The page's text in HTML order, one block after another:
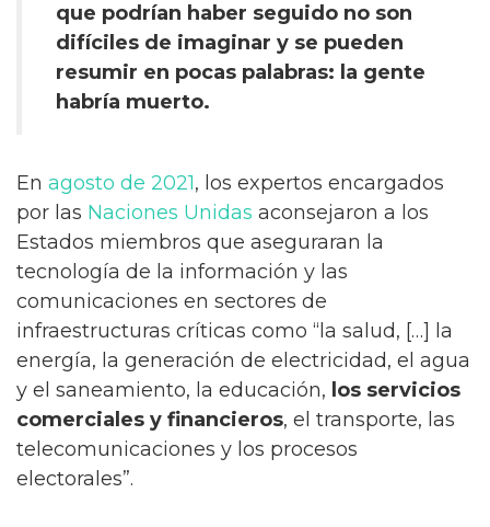
que podrían haber seguido no son
difíciles de imaginar y se pueden
resumir en pocas palabras: la gente
habría muerto.
En agosto de 2021, los expertos encargados
por las Naciones Unidas aconsejaron a los
Estados miembros que aseguraran la
tecnología de la información y las
comunicaciones en sectores de
infraestructuras críticas como “la salud, […] la
energía, la generación de electricidad, el agua
y el saneamiento, la educación, los servicios
comerciales y financieros, el transporte, las
telecomunicaciones y los procesos
electorales”.